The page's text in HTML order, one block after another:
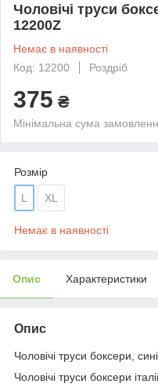
Чоловічі труси
12200Z
Немає в наявності
Код: 12200
Роздріб
375 ₴
Мінімальна сума
Розмір
L XL
Немає в наявності
Опис Характеристики
Опис
Чоловічі труси боксери,
Чоловічі труси боксери